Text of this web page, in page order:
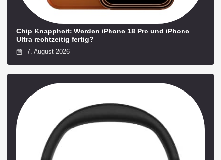
Chip-Knappheit: Werden iPhone 18 Pro und iPhone
Ultra rechtzeitig fertig?
7. August 2026